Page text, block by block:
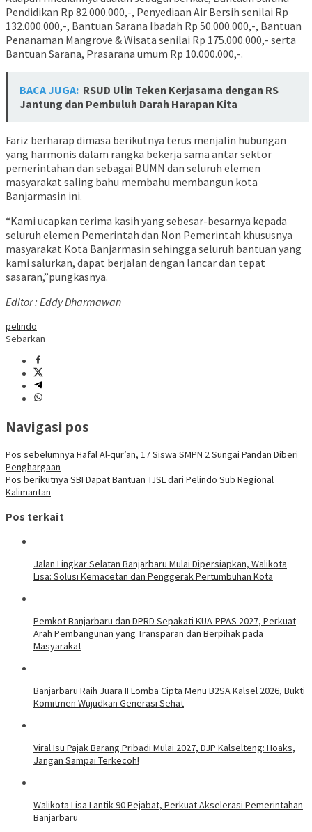
Pendidikan Rp 82.000.000,-, Penyediaan Air Bersih senilai Rp
132.000.000,-, Bantuan Sarana Ibadah Rp 50.000.000,-, Bantuan
Penanaman Mangrove & Wisata senilai Rp 175.000.000,- serta
Bantuan Sarana, Prasarana umum Rp 10.000.000,-.
BACA JUGA: RSUD Ulin Teken Kerjasama dengan RS
Jantung dan Pembuluh Darah Harapan Kita
Fariz berharap dimasa berikutnya terus menjalin hubungan
yang harmonis dalam rangka bekerja sama antar sektor
pemerintahan dan sebagai BUMN dan seluruh elemen
masyarakat saling bahu membahu membangun kota
Banjarmasin ini.
“Kami ucapkan terima kasih yang sebesar-besarnya kepada
seluruh elemen Pemerintah dan Non Pemerintah khususnya
masyarakat Kota Banjarmasin sehingga seluruh bantuan yang
kami salurkan, dapat berjalan dengan lancar dan tepat
sasaran,”pungkasnya.
Editor : Eddy Dharmawan
pelindo
Sebarkan
Navigasi pos
Pos sebelumnya Hafal Al-qur’an, 17 Siswa SMPN 2 Sungai Pandan Diberi
Penghargaan
Pos berikutnya SBI Dapat Bantuan TJSL dari Pelindo Sub Regional
Kalimantan
Pos terkait
Jalan Lingkar Selatan Banjarbaru Mulai Dipersiapkan, Walikota
Lisa: Solusi Kemacetan dan Penggerak Pertumbuhan Kota
Pemkot Banjarbaru dan DPRD Sepakati KUA-PPAS 2027, Perkuat
Arah Pembangunan yang Transparan dan Berpihak pada
Masyarakat
Banjarbaru Raih Juara II Lomba Cipta Menu B2SA Kalsel 2026, Bukti
Komitmen Wujudkan Generasi Sehat
Viral Isu Pajak Barang Pribadi Mulai 2027, DJP Kalselteng: Hoaks,
Jangan Sampai Terkecoh!
Walikota Lisa Lantik 90 Pejabat, Perkuat Akselerasi Pemerintahan
Banjarbaru